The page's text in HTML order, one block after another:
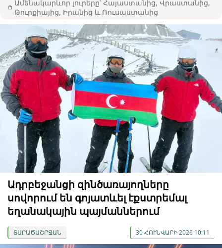
Ամենակարևոր լուրերը՝ Հայաստանից, Վրաստանից,
Թուրքիայից, Իրանից և Ռուսաստանից
Ադրբեջանցի զինծառայողները
սովորում են գոյատևել էքստրեմալ
եղանակային պայմաններում
ՏԱՐԱԾԱՇՐՋԱՆ 30 ՀՈՒՆՎԱՐԻ 2026 10:11